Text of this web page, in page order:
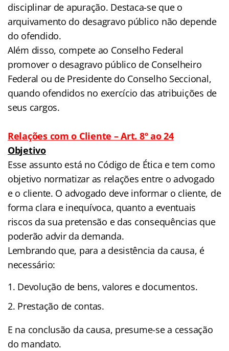
disciplinar de apuração. Destaca-se que o
arquivamento do desagravo público não depende
do ofendido.
Além disso, compete ao Conselho Federal
promover o desagravo público de Conselheiro
Federal ou de Presidente do Conselho Seccional,
quando ofendidos no exercício das atribuições de
seus cargos.
Relações com o Cliente – Art. 8º ao 24
Objetivo
Esse assunto está no Código de Ética e tem como
objetivo normatizar as relações entre o advogado
e o cliente. O advogado deve informar o cliente, de
forma clara e inequívoca, quanto a eventuais
riscos da sua pretensão e das consequências que
poderão advir da demanda.
Lembrando que, para a desistência da causa, é
necessário:
Devolução de bens, valores e documentos.
Prestação de contas.
E na conclusão da causa, presume-se a cessação
do mandato.